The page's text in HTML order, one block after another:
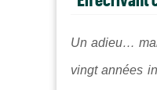
Un adieu…
vingt années